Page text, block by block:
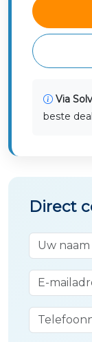
Via
beste
Direct
Uw naam
E-mailadres